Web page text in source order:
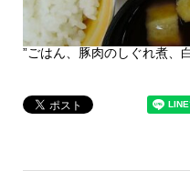
”ごはん、豚肉のしぐれ煮、